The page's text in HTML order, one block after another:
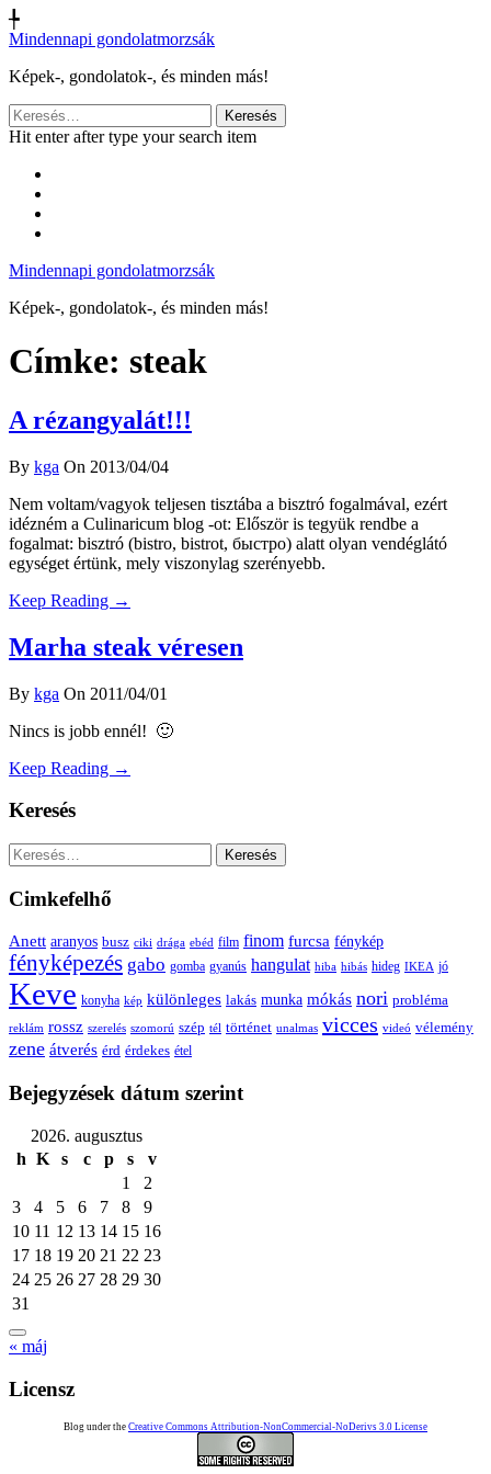
╄
Mindennapi gondolatmorzsák
Képek-, gondolatok-, és minden más!
Keresés:
Hit enter after type your search item
Mindennapi gondolatmorzsák
Képek-, gondolatok-, és minden más!
Címke: steak
A rézangyalát!!!
By kga On 2013/04/04
Nem voltam/vagyok teljesen tisztába a bisztró fogalmával, ezért
idézném a Culinaricum blog -ot: Először is tegyük rendbe a
fogalmat: bisztró (bistro, bistrot, быстро) alatt olyan vendéglátó
egységet értünk, mely viszonylag szerényebb.
Keep Reading →
Marha steak véresen
By kga On 2011/04/01
Nincs is jobb ennél! 🙂
Keep Reading →
Keresés
Keresés:
Cimkefelhő
Anett aranyos busz ciki drága ebéd film finom furcsa fénykép
fényképezés gabo gomba gyanús hangulat hiba hibás hideg IKEA jó
Keve konyha kép különleges lakás munka mókás nori probléma
reklám rossz szerelés szomorú szép tél történet unalmas vicces videó vélemény
zene átverés érd érdekes étel
Bejegyzések dátum szerint
2026. augusztus
h K s c p s
v
1
2
3
4 5 6 7 8
9
10 11 12 13 14 15 16
17 18 19 20 21 22 23
24 25 26 27 28 29 30
31
« máj
Licensz
Blog under the Creative Commons Attribution-NonCommercial-NoDerivs 3.0 License